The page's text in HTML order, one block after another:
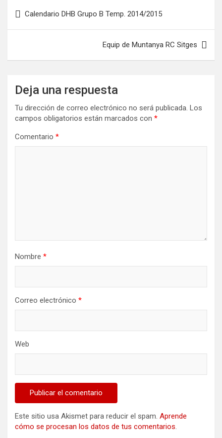
de
Calendario DHB Grupo B Temp. 2014/2015
Equip de Muntanya RC Sitges
Deja una respuesta
Tu dirección de correo electrónico no será publicada. Los
campos obligatorios están marcados con *
Comentario *
Nombre *
Correo electrónico *
Web
Este sitio usa Akismet para reducir el spam. Aprende
cómo se procesan los datos de tus comentarios.